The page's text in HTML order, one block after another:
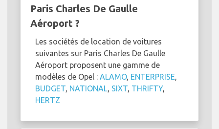
Paris Charles De Gaulle
Aéroport ?
Les sociétés de location de voitures
suivantes sur Paris Charles De Gaulle
Aéroport proposent une gamme de
modèles de Opel : ALAMO, ENTERPRISE
BUDGET NATIONAL SIXT THRIFTY,
HERTZ